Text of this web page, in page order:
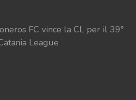
FC vince la CL per il 39°
League